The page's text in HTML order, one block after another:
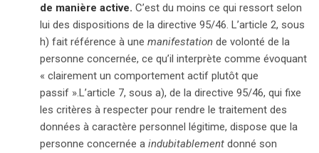
de manière active. C’est du moins ce qui ressort selon
lui des dispositions de la directive 95/46. L’article 2, sous
h) fait référence à une manifestation de volonté de la
personne concernée, ce qu’il interprète comme évoquant
« clairement un comportement actif plutôt que
passif ».L’article 7, sous a), de la directive 95/46, qui fixe
les critères à respecter pour rendre le traitement des
données à caractère personnel légitime, dispose que la
personne concernée a indubitablement donné son